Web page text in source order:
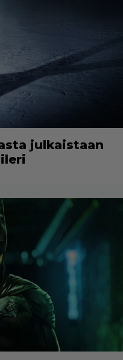
julkaistaan